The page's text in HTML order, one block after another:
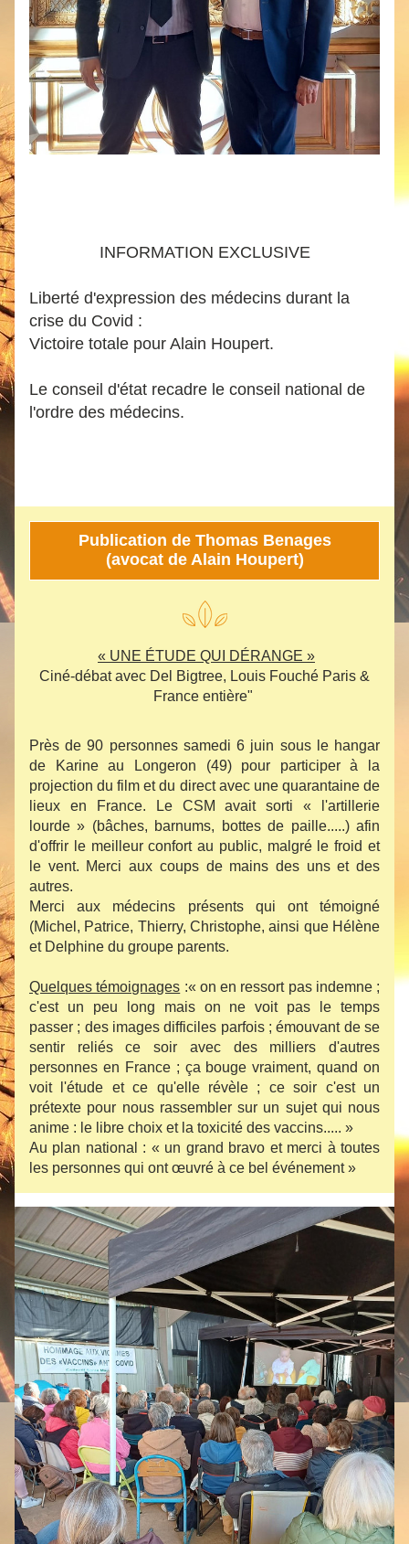
INFORMATION EXCLUSIVE
Liberté d'expression des médecins durant la
crise du Covid :
Victoire totale pour Alain Houpert.
Le conseil d'état recadre le conseil national de
l'ordre des médecins.
Publication de Thomas Benages
(avocat de Alain Houpert)
« UNE ÉTUDE QUI DÉRANGE »
France entière"
Près de 90 personnes samedi 6 juin sous le hangar
de Karine au Longeron (49) pour participer à la
projection du film et du direct avec une quarantaine de
lieux en France. Le CSM avait sorti « l'artillerie
lourde » (bâches, barnums, bottes de paille.....) afin
d'offrir le meilleur confort au public, malgré le froid et
le vent. Merci aux coups de mains des uns et des
autres.
Merci aux médecins présents qui ont témoigné
(Michel, Patrice, Thierry, Christophe, ainsi que Hélène
et Delphine du groupe parents.
Quelques témoignages :« on en ressort pas indemne ;
c'est un peu long mais on ne voit pas le temps
passer ; des images difficiles parfois ; émouvant de se
sentir reliés ce soir avec des milliers d'autres
personnes en France ; ça bouge vraiment, quand on
voit l'étude et ce qu'elle révèle ; ce soir c'est un
prétexte pour nous rassembler sur un sujet qui nous
anime : le libre choix et la toxicité des vaccins..... »
Au plan national : « un grand bravo et merci à toutes
les personnes qui ont œuvré à ce bel événement »